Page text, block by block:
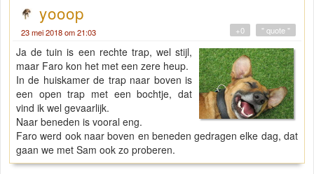
yooop
23 mei 2018 om 21:03 " quote "
+0
Ja de tuin is een rechte trap, wel stijl,
maar Faro kon het met een zere heup.
In de huiskamer de trap naar boven is
een open trap met een bochtje, dat
vind ik wel gevaarlijk.
Naar beneden is vooral eng.
Faro werd ook naar boven en beneden gedragen elke dag, dat
gaan we met Sam ook zo proberen.